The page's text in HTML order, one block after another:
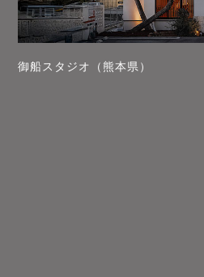
御船スタジオ（熊本県）